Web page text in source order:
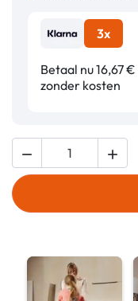
3x
Betaal nu 16,67
zonder kosten
 